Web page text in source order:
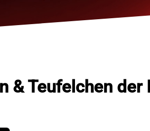
& Teufelchen